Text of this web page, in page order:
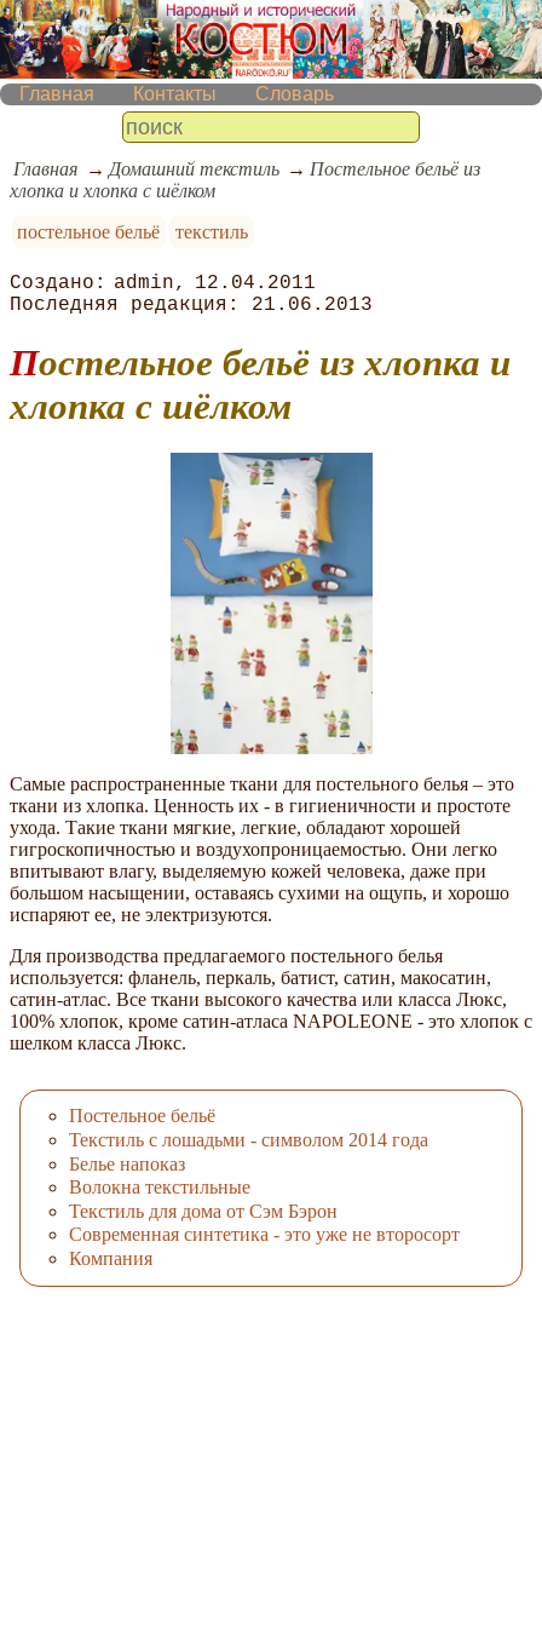
Главная Контакты Словарь
Главная Домашний текстиль
Постельное бельё из
хлопка и хлопка с шёлком
постельное бельё
текстиль
admin
12.04.2011
21.06.2013
Постельное бельё из хлопка и
хлопка с шёлком
Самые распространенные ткани для постельного белья – это
ткани из хлопка. Ценность их - в гигиеничности и простоте
ухода. Такие ткани мягкие, легкие, обладают хорошей
гигроскопичностью и воздухопроницаемостью. Они легко
впитывают влагу, выделяемую кожей человека, даже при
большом насыщении, оставаясь сухими на ощупь, и хорошо
испаряют ее, не электризуются.
Для производства предлагаемого постельного белья
используется: фланель, перкаль, батист, сатин, макосатин,
сатин-атлас. Все ткани высокого качества или класса Люкс,
100% хлопок, кроме сатин-атласа NAPOLEONE - это хлопок с
шелком класса Люкс.
Постельное бельё
Текстиль с лошадьми - символом 2014 года
Белье напоказ
Волокна текстильные
Текстиль для дома от Сэм Бэрон
Современная синтетика - это уже не второсорт
Компания